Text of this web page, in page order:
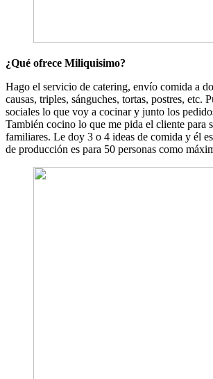
¿Qué ofrece Miliquisimo?
Hago el servicio de catering, envío comida a
causas, triples, sánguches, tortas, postres, etc.
sociales lo que voy a cocinar y junto los
También cocino lo que me pida el cliente para
familiares. Le doy 3 o 4 ideas de comida y él
de producción es para 50 personas como